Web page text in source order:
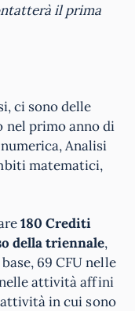
il prima
ci sono delle
primo anno di
Analisi
matematici,
180 Crediti
della triennale,
69 CFU nelle
attività affini
in cui sono